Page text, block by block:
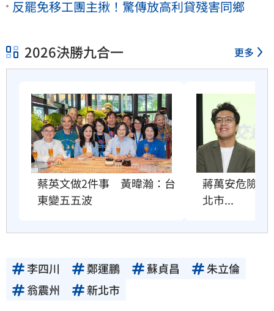
反罷免移工團主揪！驚傳放高利貸殘害同鄉
2026決勝九合一 更多
蔡英文做2件事　黃暐瀚：台
東變五五波
蔣萬安危險了
北市...
李四川 鄭運鵬 蘇貞昌
朱立倫
翁震州
新北市